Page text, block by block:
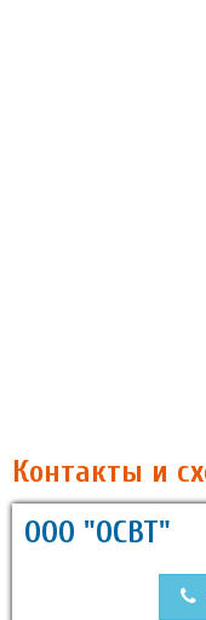
Контакты и
ООО "ОСВТ"